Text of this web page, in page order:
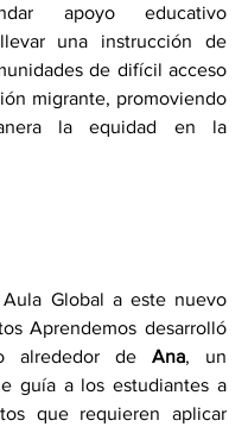
apoyo educativo
una instrucción de
de difícil acceso
migrante, promoviendo
la equidad en la
Aula Global a este nuevo
Aprendemos desarrolló
alrededor de Ana, un
guía a los estudiantes a
que requieren aplicar